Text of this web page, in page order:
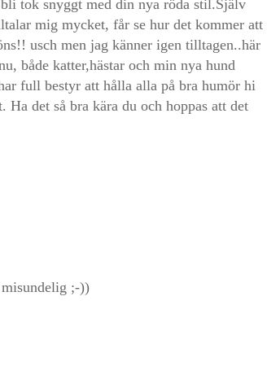
tok snyggt med din nya röda stil.Själv
mig mycket, får se hur det kommer att
usch men jag känner igen tilltagen..här
både katter,hästar och min nya hund
full bestyr att hålla alla på bra humör hi
det så bra kära du och hoppas att det
;-))